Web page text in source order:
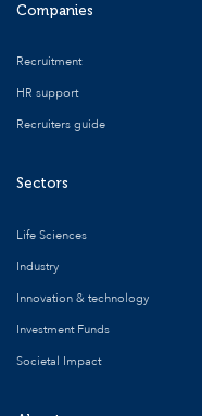
Companies
Recruitment
HR support
Recruiters guide
Sectors
Life Sciences
Industry
Innovation & technology
Investment Funds
Societal Impact